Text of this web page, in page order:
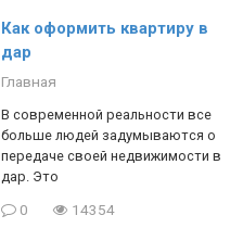
Как оформить квартиру в
дар
Главная
В современной реальности все
больше людей задумываются о
передаче своей недвижимости в
дар. Это
0 14354